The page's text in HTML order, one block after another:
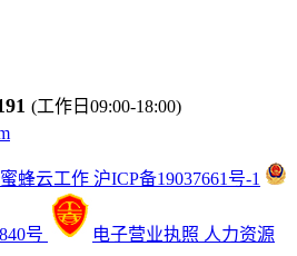
(工作日09:00-18:00)
蜂云工作 沪ICP备19037661号-1
号 电子营业执照 人力资源